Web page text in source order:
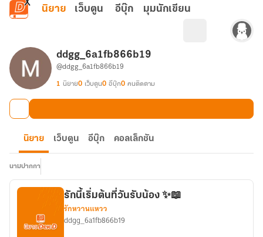
ข้ามไปยังเนื้อหาหลัก
นิยาย เว็บตูน อีบุ๊ก มุมนักเขียน
ddgg_6a1fb866b19
@ddgg_6a1fb866b19
1 นิยาย0 เว็บตูน0 อีบุ๊ก0 คนติดตาม
นิยาย เว็บตูน อีบุ๊ก คอลเล็กชัน
นามปากกา
รักนี้เริ่มต้นที่วันรับน้อง ✨📖
รักหวานแหวว
ddgg_6a1fb866b19